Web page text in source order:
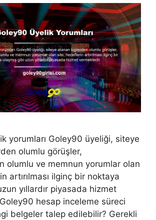
yorumları Goley90 üyeliği, siteye
olumlu görüşler,
olumlu ve memnun yorumlar olan
artırılması ilginç bir noktaya
yıllardır piyasada hizmet
hesap inceleme süreci
belgeler talep edilebilir? Gerekli